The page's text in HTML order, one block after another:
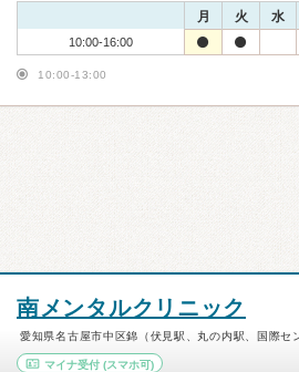
月 火 水
10:00-16:00
10:00-13:00
南メンタルクリニック
愛知県名古屋市中区錦（伏見駅、丸の内駅、国際セ
マイナ受付 (スマホ可)